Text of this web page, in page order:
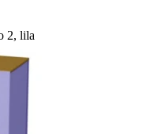
2, lila